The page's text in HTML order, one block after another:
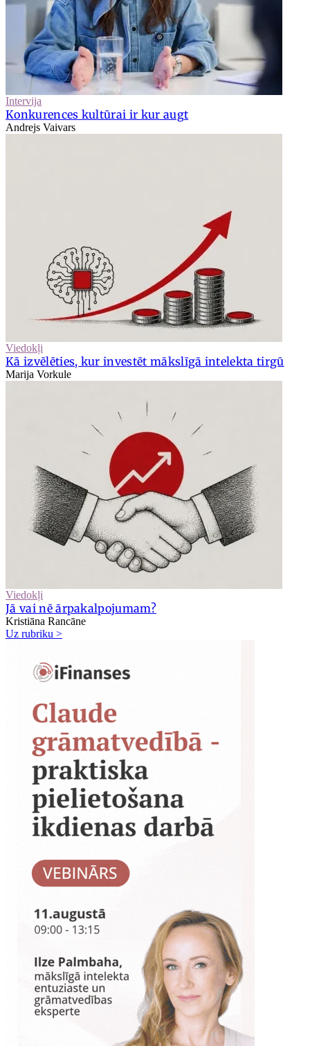
Intervija
Konkurences kultūrai ir kur augt
Andrejs Vaivars
Viedokļi
Kā izvēlēties, kur investēt mākslīgā intelekta tirgū
Marija Vorkule
Viedokļi
Jā vai nē ārpakalpojumam?
Kristiāna Rancāne
Uz rubriku >